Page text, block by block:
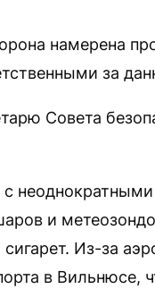
намерена
за
Совета
и
Из-за
в Вильнюсе,